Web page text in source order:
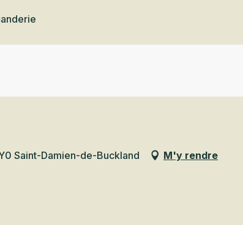
Saint-Damien-de-Buckland M'y rendre